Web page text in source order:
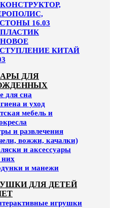
КОНСТРУКТОР,
16.03
ПЛАСТИК
НОВОЕ
КИТАЙ
ДЛЯ
для сна
и уход
мебель и
и развлечения
вожжи, качалки)
и аксессуары
них
и манежи
ДЛЯ ДЕТЕЙ
игрушки